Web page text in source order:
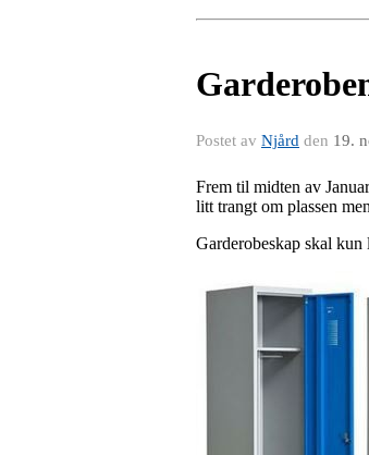
Postet av Njård den 19.
Frem til midten av
litt trangt om plassen
Garderobeskap skal